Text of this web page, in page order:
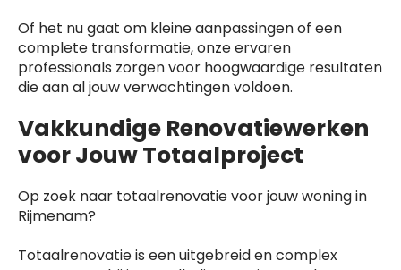
Of het nu gaat om kleine aanpassingen of een
complete transformatie, onze ervaren
professionals zorgen voor hoogwaardige resultaten
die aan al jouw verwachtingen voldoen.
Vakkundige Renovatiewerken
voor Jouw Totaalproject
Op zoek naar totaalrenovatie voor jouw woning in
Rijmenam?
Totaalrenovatie is een uitgebreid en complex